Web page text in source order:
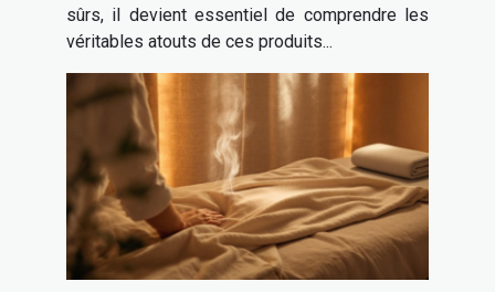
sûrs, il devient essentiel de comprendre les
véritables atouts de ces produits...